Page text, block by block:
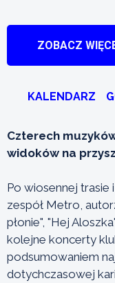
ZOBACZ
KALENDARZ
Czterech
widoków na
Po wiosennej
zespół Metro,
płonie", "Hej
kolejne koncerty
podsumowaniem
dotychczasowej